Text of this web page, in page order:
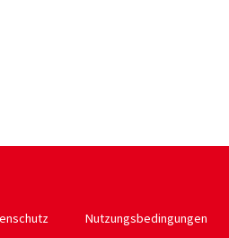
Nutzungsbedingungen